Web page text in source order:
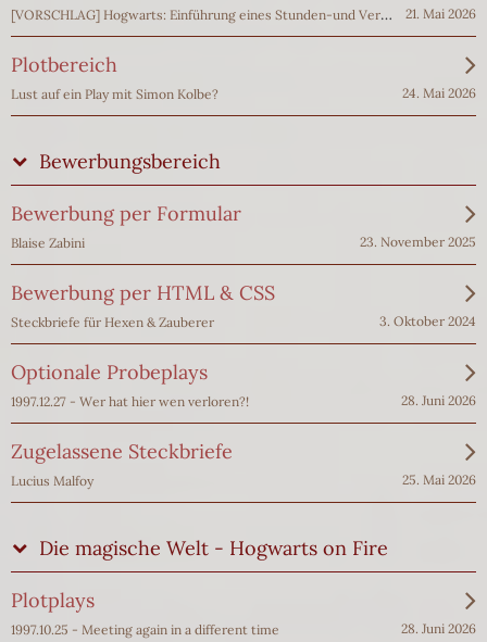
[VORSCHLAG] Hogwarts: Einführung eines Stunden-und Vertretungsplanes 21. Mai 2026
Plotbereich
Lust auf ein Play mit Simon Kolbe? 24. Mai 2026
Bewerbungsbereich
Bewerbung per Formular
Blaise Zabini 23. November 2025
Bewerbung per HTML & CSS
Steckbriefe für Hexen & Zauberer 3. Oktober 2024
Optionale Probeplays
1997.12.27 - Wer hat hier wen verloren?! 28. Juni 2026
Zugelassene Steckbriefe
Lucius Malfoy 25. Mai 2026
Die magische Welt - Hogwarts on Fire
Plotplays
1997.10.25 - Meeting again in a different time 28. Juni 2026